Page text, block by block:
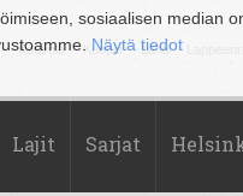
sosiaalisen
Näytä tiedot
Kouvola Kuopio Lahti
Lajit Sarjat